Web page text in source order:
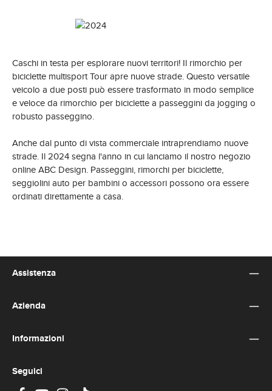
Caschi in testa per esplorare nuovi territori! Il rimorchio per
biciclette multisport Tour apre nuove strade. Questo versatile
veicolo a due posti può essere trasformato in modo semplice
e veloce da rimorchio per biciclette a passeggini da jogging o
robusto passeggino.
Anche dal punto di vista commerciale intraprendiamo nuove
strade. Il 2024 segna l'anno in cui lanciamo il nostro negozio
online ABC Design. Passeggini, rimorchi per biciclette,
seggiolini auto per bambini o accessori possono ora essere
ordinati direttamente a casa.
Assistenza
Azienda
Informazioni
Seguici